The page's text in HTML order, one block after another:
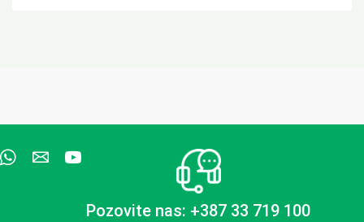
Pozovite nas: +387 33 719 100